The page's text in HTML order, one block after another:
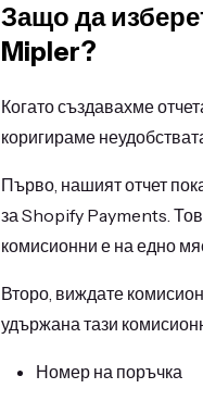
Защо да
Mipler?
Когато създавахме
коригираме
Първо, нашият отчет
за Shopify Payments.
комисионни е на едно
Второ, виждате
удържана тази
Номер на поръчка